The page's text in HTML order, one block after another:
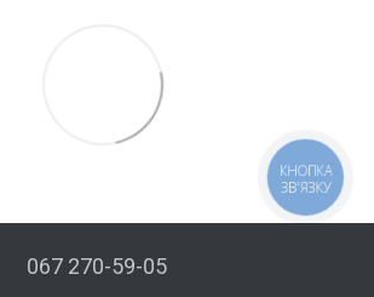
067 270-59-05
КНОПКА
ЗВ'ЯЗКУ